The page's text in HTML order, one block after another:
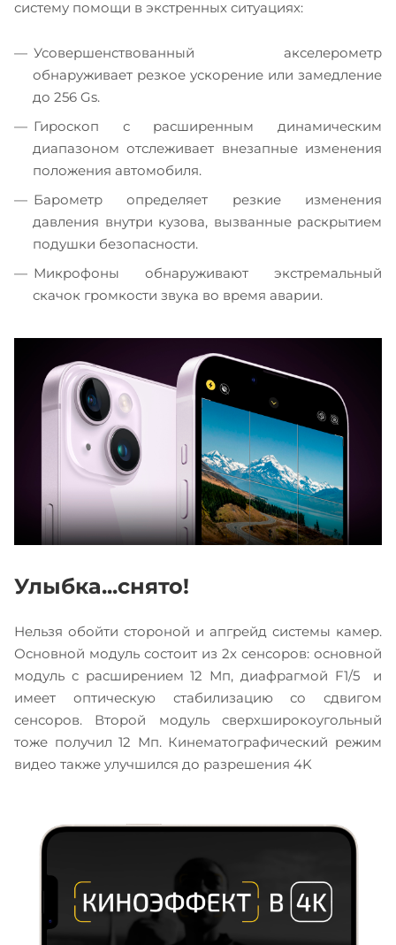
систему помощи в экстренных ситуациях:
Усовершенствованный акселерометр
обнаруживает резкое ускорение или замедление
до 256 Gs.
Гироскоп с расширенным динамическим
диапазоном отслеживает внезапные изменения
положения автомобиля.
Барометр определяет резкие изменения
давления внутри кузова, вызванные раскрытием
подушки безопасности.
Микрофоны обнаруживают экстремальный
скачок громкости звука во время аварии.
Улыбка...снято!
Нельзя обойти стороной и апгрейд системы камер.
Основной модуль состоит из 2х сенсоров: основной
модуль с расширением 12 Мп, диафрагмой F1/5 и
имеет оптическую стабилизацию со сдвигом
сенсоров. Второй модуль сверхширокоугольный
тоже получил 12 Мп. Кинематографический режим
видео также улучшился до разрешения 4K